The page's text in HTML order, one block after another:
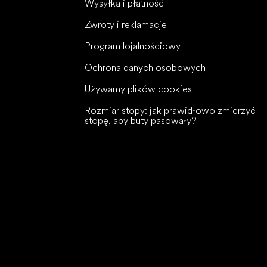
Wysyłka i płatność
Zwroty i reklamacje
Program lojalnościowy
Ochrona danych osobowych
Używamy plików cookies
Rozmiar stopy: jak prawidłowo zmierzyć
stopę, aby buty pasowały?